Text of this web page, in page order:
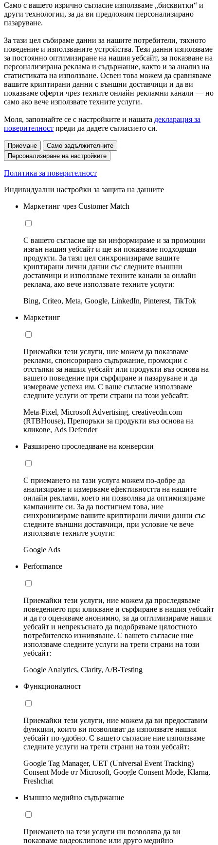
Само с вашето изрично съгласие използваме „бисквитки“ и
други технологии, за да ви предложим персонализирано
пазаруване.
За тази цел събираме данни за нашите потребители, тяхното
поведение и използваните устройства. Тези данни използваме
за постоянно оптимизиране на нашия уебсайт, за показване на
персонализирана реклама и съдържание, както и за анализ на
статистиката на използване. Освен това можем да сравняваме
вашите криптирани данни с външни доставчици и да ви
показваме оферти чрез техните онлайн рекламни канали — но
само ако вече използвате техните услуги.
Моля, запознайте се с настройките и нашата декларация за
поверителност преди да дадете съгласието си.
Приемане
Само задължителните
Персонализиране на настройките
Политика за поверителност
Индивидуални настройки за защита на данните
Маркетинг чрез Customer Match
С вашето съгласие ще ви информираме и за промоции
извън нашия уебсайт и ще ви показваме подходящи
продукти. За тази цел синхронизираме вашите
криптирани лични данни със следните външни
доставчици и използваме техните канали за онлайн
реклама, ако вече използвате техните услуги:
Bing, Criteo, Meta, Google, LinkedIn, Pinterest, TikTok
Маркетинг
Приемайки тези услуги, ние можем да показваме
реклами, спонсорирано съдържание, промоции с
отстъпки за нашия уебсайт или продукти въз основа на
вашето поведение при сърфиране и пазаруване и да
измерваме успеха им. С ваше съгласие използваме
следните услуги от трети страни на този уебсайт:
Meta-Pixel, Microsoft Advertising, creativecdn.com
(RTBHouse), Препоръки за продукти въз основа на
кликове, Ads Defender
Разширено проследяване на конверсии
С приемането на тази услуга можем по-добре да
анализираме и измерваме ефективността на нашите
онлайн реклами, което ни позволява да оптимизираме
кампаниите си. За да постигнем това, ние
синхронизираме вашите криптирани лични данни със
следните външни доставчици, при условие че вече
използвате техните услуги:
Google Ads
Performance
Приемайки тези услуги, ние можем да проследяваме
поведението при кликване и сърфиране в нашия уебсайт
и да го оценяваме анонимно, за да оптимизираме нашия
уебсайт и непрекъснато да подобряваме цялостното
потребителско изживяване. С вашето съгласие ние
използваме следните услуги на трети страни на този
уебсайт:
Google Analytics, Clarity, A/B-Testing
Функционалност
Приемайки тези услуги, ние можем да ви предоставим
функции, които ви позволяват да използвате нашия
уебсайт по-удобно. С вашето съгласие ние използваме
следните услуги на трети страни на този уебсайт:
Google Tag Manager, UET (Universal Event Tracking)
Consent Mode от Microsoft, Google Consent Mode, Klarna,
Freshchat
Външно медийно съдържание
Приемането на тези услуги ни позволява да ви
показваме видеоклипове или друго медийно